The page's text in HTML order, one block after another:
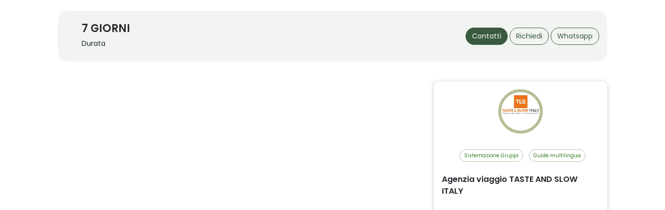
7 GIORNI
Durata
Contatti Richiedi Whatsapp
Sistemazione Gruppi Guide multilingua
Agenzia viaggio TASTE AND SLOW
ITALY